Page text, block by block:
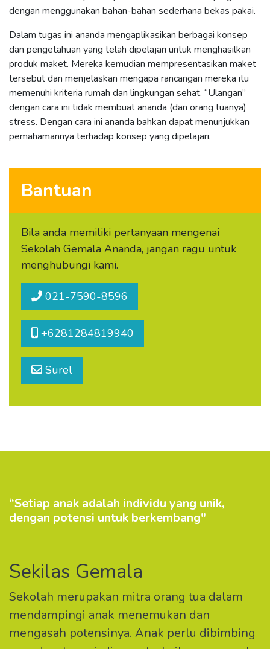
dengan menggunakan bahan-bahan sederhana bekas pakai.
Dalam tugas ini ananda mengaplikasikan berbagai konsep
dan pengetahuan yang telah dipelajari untuk menghasilkan
produk maket. Mereka kemudian mempresentasikan maket
tersebut dan menjelaskan mengapa rancangan mereka itu
memenuhi kriteria rumah dan lingkungan sehat. “Ulangan”
dengan cara ini tidak membuat ananda (dan orang tuanya)
stress. Dengan cara ini ananda bahkan dapat menunjukkan
pemahamannya terhadap konsep yang dipelajari.
Bantuan
Bila anda memiliki pertanyaan mengenai
Sekolah Gemala Ananda, jangan ragu untuk
menghubungi kami.
021-7590-8596
+6281284819940
Surel
Sekilas Gemala
Sekolah merupakan mitra orang tua dalam
mendampingi anak menemukan dan
mengasah potensinya. Anak perlu dibimbing
“Setiap anak adalah individu yang unik,
dengan potensi untuk berkembang"